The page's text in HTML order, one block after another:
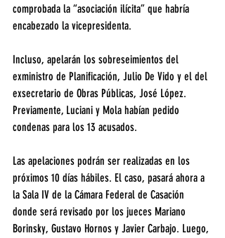
comprobada la “asociación ilícita” que habría
encabezado la vicepresidenta.
Incluso, apelarán los sobreseimientos del
exministro de Planificación, Julio De Vido y el del
exsecretario de Obras Públicas, José López.
Previamente, Luciani y Mola habían pedido
condenas para los 13 acusados.
Las apelaciones podrán ser realizadas en los
próximos 10 días hábiles. El caso, pasará ahora a
la Sala IV de la Cámara Federal de Casación
donde será revisado por los jueces Mariano
Borinsky, Gustavo Hornos y Javier Carbajo. Luego,